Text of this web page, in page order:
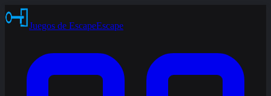
Juegos de EscapeEscape